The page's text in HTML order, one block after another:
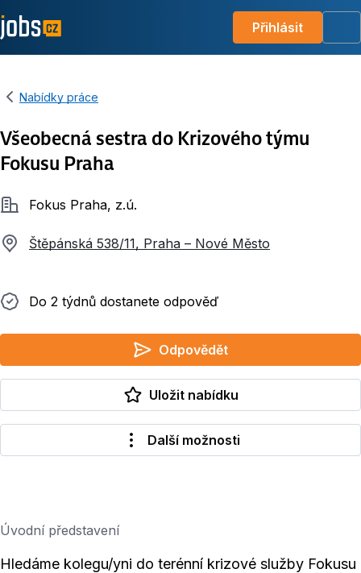
Přihlásit
Nabídky práce
Všeobecná sestra do Krizového týmu
Fokusu Praha
SpolečnostFokus Praha, z.ú.
Štěpánská 538/11, Praha – Nové Město
Do 2 týdnů dostanete odpověď
Do 2 týdnů dostanete odpověď
Odpovědět
Uložit nabídku
Další možnosti
Úvodní představení
Hledáme kolegu/yni do terénní krizové služby Fokusu